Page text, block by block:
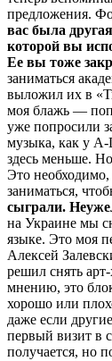
предложения.
вас была
которой вы
Ее вы тоже
заниматься
выложил их в
моя блажь —
уже попросили
музыка, как у A-
здесь меньше.
Это необходимо,
заниматься,
сыграли.
на Украине мы
языке. Это моя
Алексей
решил снять
мнению, это
хорошо или
даже если
первый визит в
получается, но